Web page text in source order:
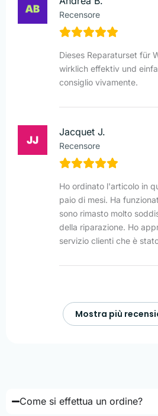
Recensore
Dieses Reparaturset für
wirklich effektiv und
consiglio vivamente.
Jacquet J.
Recensore
Ho ordinato l'articolo in
paio di mesi. Ha
sono rimasto molto
della riparazione. Ho
servizio clienti che è
Mostra più
Come si effettua un ordine?